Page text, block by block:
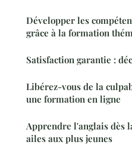
Développer les
grâce à la formation
Satisfaction garantie :
Libérez-vous de la
une formation en ligne
Apprendre l'anglais dès
ailes aux plus jeunes